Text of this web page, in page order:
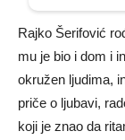
Rajko Šerifović
mu je bio i dom i
okružen ljudima,
priče o ljubavi,
koji je znao da